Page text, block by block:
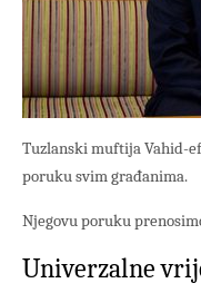
Tuzlanski muftija Vahid-
poruku svim građanima.
Njegovu poruku
Univerzalne